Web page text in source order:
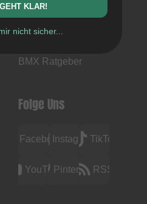
Lieferzeiten
Kontakt
BMX Ratgeber
Folge Uns
FacebookInstagramTikTok
YouTubePinterest RSS
GEHT KLAR!
nicht sicher...